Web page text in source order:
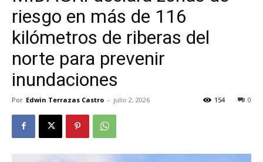
riesgo en más de 116
kilómetros de riberas del
norte para prevenir
inundaciones
Por Edwin Terrazas Castro - julio 2, 2026 0
154